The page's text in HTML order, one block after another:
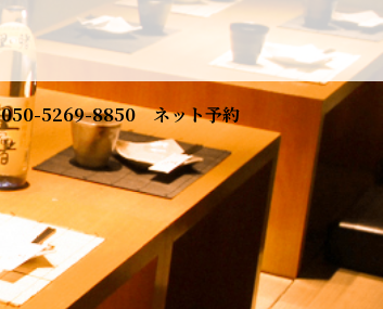
050-5269-8850 ネット予約